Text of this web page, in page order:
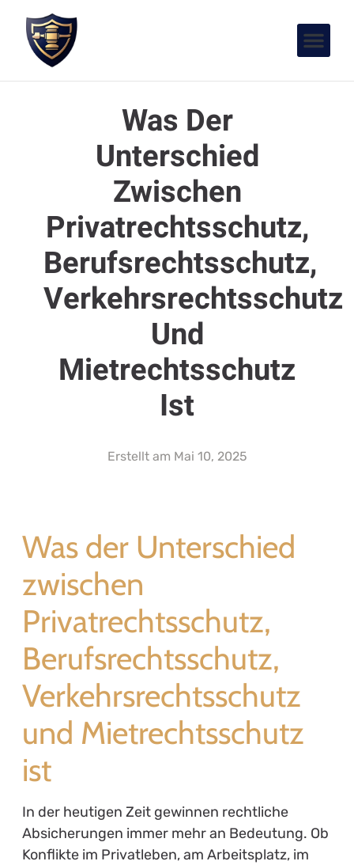
Was Der
Unterschied
Zwischen
Privatrechtsschutz,
Berufsrechtsschutz,
Verkehrsrechtsschutz
Und
Mietrechtsschutz
Ist
Erstellt am Mai 10, 2025
Was der Unterschied
zwischen
Privatrechtsschutz,
Berufsrechtsschutz,
Verkehrsrechtsschutz
und Mietrechtsschutz
ist
In der heutigen Zeit gewinnen rechtliche
Absicherungen immer mehr an Bedeutung. Ob
Konflikte im Privatleben, am Arbeitsplatz, im